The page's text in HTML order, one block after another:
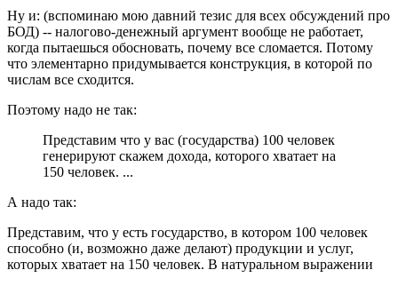
Ну и: (вспоминаю мою давний тезис для всех обсуждений про
БОД) -- налогово-денежный аргумент вообще не работает,
когда пытаешься обосновать, почему все сломается. Потому
что элементарно придумывается конструкция, в которой по
числам все сходится.
Поэтому надо не так:
Представим что у вас (государства) 100 человек
генерируют скажем дохода, которого хватает на
150 человек. ...
А надо так:
Представим, что у есть государство, в котором 100 человек
способно (и, возможно даже делают) продукции и услуг,
которых хватает на 150 человек. В натуральном выражении